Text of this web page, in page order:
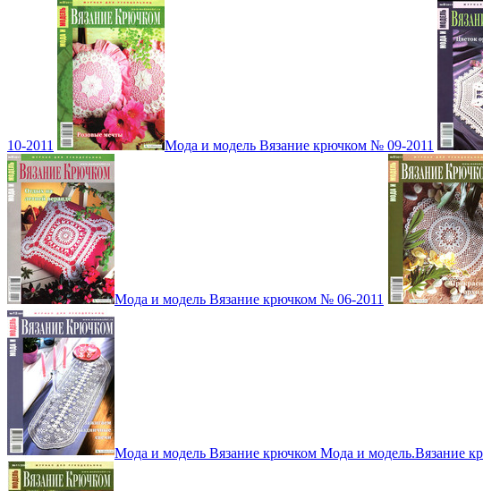
10-2011 Мода и модель Вязание крючком № 09-2011
Мода и модель Вязание крючком № 06-2011
Мода и модель Вязание крючком Мода и модель.Вязание